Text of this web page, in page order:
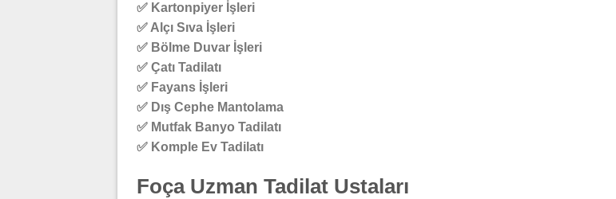
✅ Kartonpiyer İşleri
✅ Alçı Sıva İşleri
✅ Bölme Duvar İşleri
✅ Çatı Tadilatı
✅ Fayans İşleri
✅ Dış Cephe Mantolama
✅ Mutfak Banyo Tadilatı
✅ Komple Ev Tadilatı
Foça Uzman Tadilat Ustaları